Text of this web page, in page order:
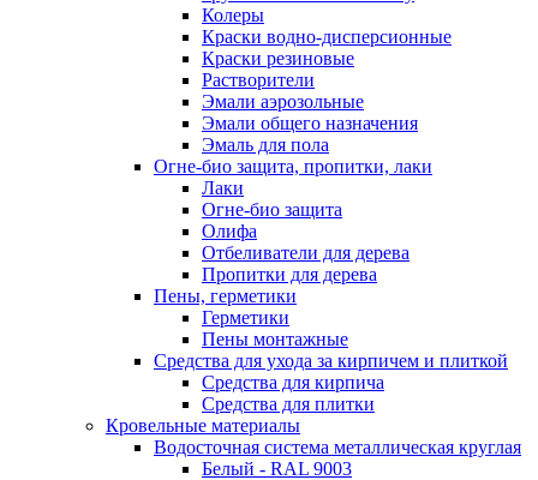
Колеры
Краски водно-дисперсионные
Краски резиновые
Растворители
Эмали аэрозольные
Эмали общего назначения
Эмаль для пола
Огне-био защита, пропитки, лаки
Лаки
Огне-био защита
Олифа
Отбеливатели для дерева
Пропитки для дерева
Пены, герметики
Герметики
Пены монтажные
Средства для ухода за кирпичем и плиткой
Средства для кирпича
Средства для плитки
Кровельные материалы
Водосточная система металлическая круглая
Белый - RAL 9003